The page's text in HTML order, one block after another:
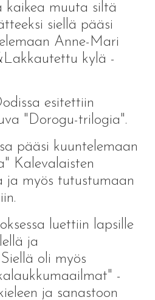
kaikea muuta siltä
siellä pääsi
Anne-Mari
kylä -
esitettiin
"Dorogu-trilogia".
pääsi kuuntelemaan
Kalevalaisten
ja myös tutustumaan
luettiin lapsille
ja
oli myös
-
ja sanastoon